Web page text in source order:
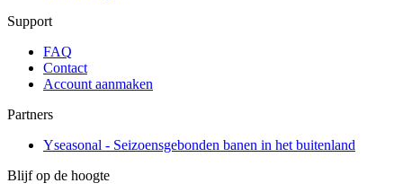
Support
FAQ
Contact
Account aanmaken
Partners
Yseasonal - Seizoensgebonden banen in het buitenland
Blijf op de hoogte